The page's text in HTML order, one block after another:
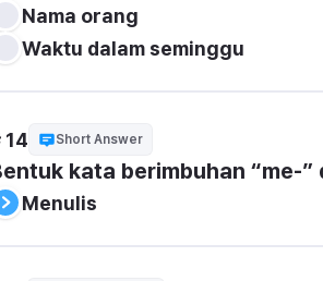
Nama orang
Waktu dalam seminggu
14 Short Answer
kata berimbuhan “me-
Menulis